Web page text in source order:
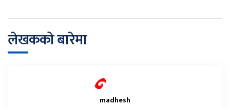
लेखकको बारेमा
madhesh